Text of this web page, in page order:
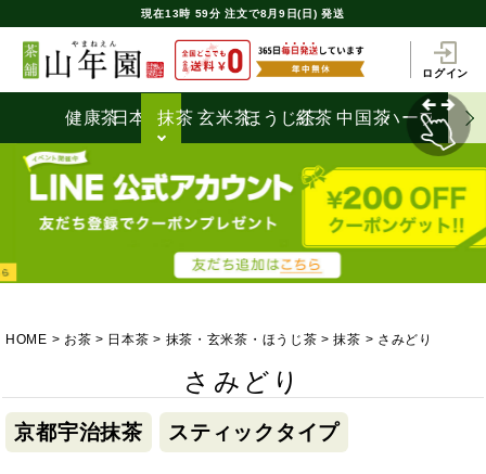
現在13時 59分 注文で8月9日(日) 発送
ログイン
健康茶日本茶抹茶 玄米茶ほうじ茶
紅茶 中国茶ハーブティ
HOME お茶 日本茶 抹茶・玄米茶・ほうじ茶 抹茶 さみどり
さみどり
京都宇治抹茶 スティックタイプ